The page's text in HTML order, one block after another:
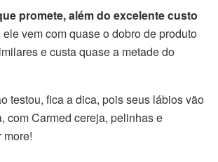
promete, além do excelente custo
ele vem com quase o dobro de produto
e custa quase a metade do
testou, fica a dica, pois seus lábios vão
com Carmed cereja, pelinhas e
more!